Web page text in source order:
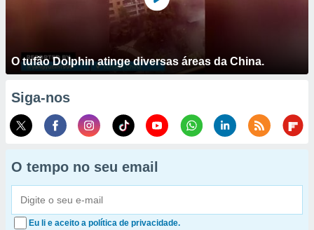
O tufão Dolphin atinge diversas áreas da China.
Siga-nos
O tempo no seu email
Eu li e aceito a política de privacidade.